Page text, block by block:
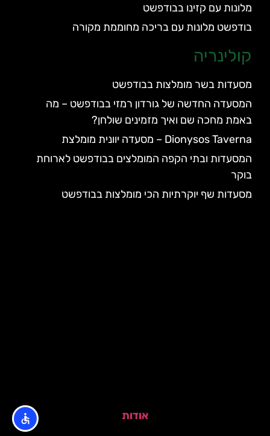
מלונות עם קזינו בבודפשט
בודפשט מלונות עם בריכה מחוממת מקורה
קולינריה
מסעדות בשר מומלצות בבודפשט
המסעדה החדשה של גורדון רמזי בבודפשט – מה
באמת מחכה שם ואיך מזמינים שולחן?
Dionysos Taverna – מסעדה יוונית מומלצת
המסעדות ובתי הקפה המומלצים בבודפשט לארוחת
בוקר
מסעדות שף יוקרתיות הכי מומלצות בבודפשט
אודות